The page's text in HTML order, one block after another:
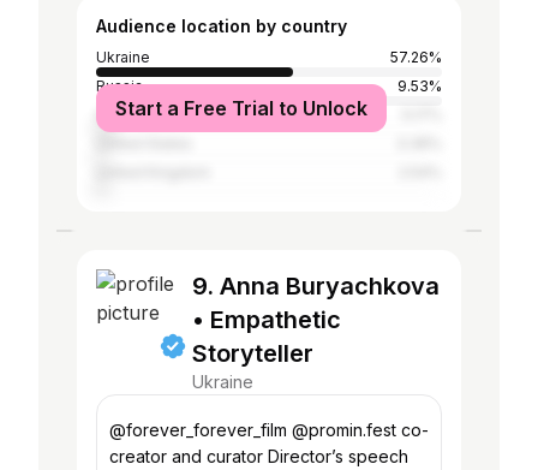
Audience location by country
Ukraine
57.26%
Russia
9.53%
Germany
Start a Free Trial to Unlock
9. Anna Buryachkova
• Empathetic
Storyteller
Ukraine
@forever_forever_film @promin.fest co-
creator and curator Director’s speech